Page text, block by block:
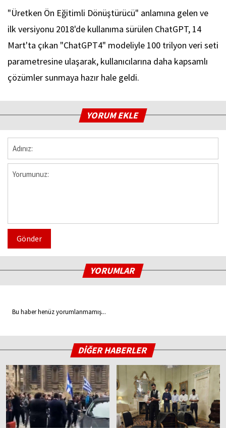
"Üretken Ön Eğitimli Dönüştürücü" anlamına gelen ve
ilk versiyonu 2018'de kullanıma sürülen ChatGPT, 14
Mart'ta çıkan "ChatGPT4" modeliyle 100 trilyon veri seti
parametresine ulaşarak, kullanıcılarına daha kapsamlı
çözümler sunmaya hazır hale geldi.
YORUM EKLE
Gönder
YORUMLAR
Bu haber henüz yorumlanmamış...
DİĞER HABERLER